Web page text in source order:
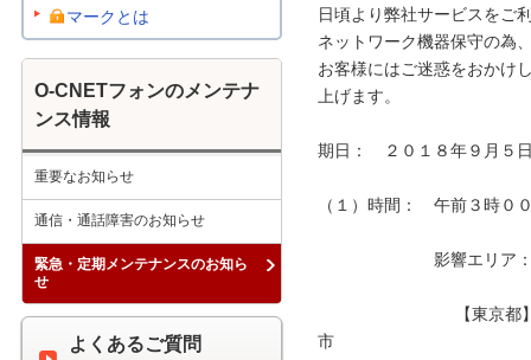
日頃より弊社サービスをご
ネットワーク機器保守の為
お客様にはご迷惑をおかけ
上げます。
期日：　２０１８年９月５
（１）時間：　午前３時０
影響エリア：　下記
【東京都】　武蔵
マークとは
O-CNETフォンのメンテナ
ンス情報
重要なお知らせ
通信・通話障害のお知らせ
緊急・定期メンテナンスのお知ら
せ
よくあるご質問